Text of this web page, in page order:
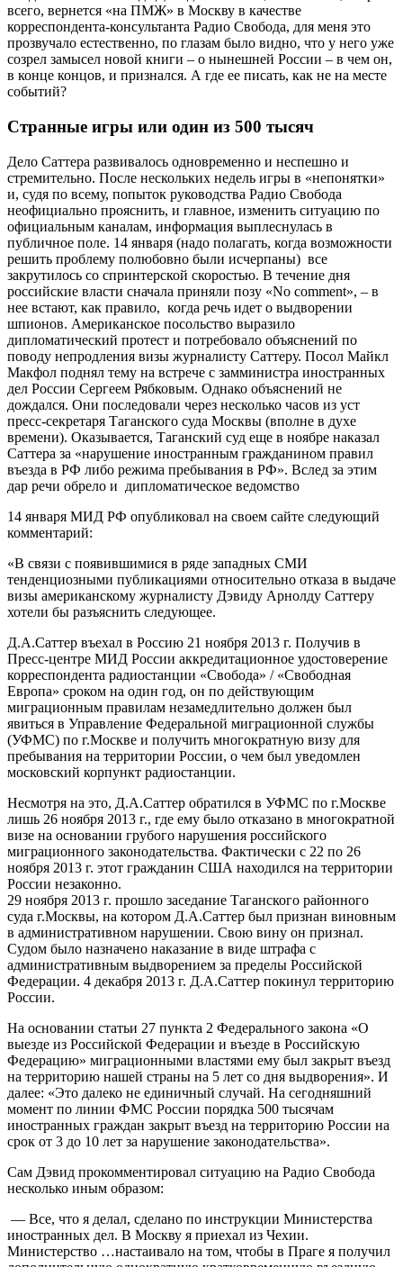
всего, вернется «на ПМЖ» в Москву в качестве
корреспондента-консультанта Радио Свобода, для меня это
прозвучало естественно, по глазам было видно, что у него уже
созрел замысел новой книги – о нынешней России – в чем он,
в конце концов, и признался. А где ее писать, как не на месте
событий?
Странные игры или один из 500 тысяч
Дело Саттера развивалось одновременно и неспешно и
стремительно. После нескольких недель игры в «непонятки»
и, судя по всему, попыток руководства Радио Свобода
неофициально прояснить, и главное, изменить ситуацию по
официальным каналам, информация выплеснулась в
публичное поле. 14 января (надо полагать, когда возможности
решить проблему полюбовно были исчерпаны) все
закрутилось со спринтерской скоростью. В течение дня
российские власти сначала приняли позу «No comment», – в
нее встают, как правило, когда речь идет о выдворении
шпионов. Американское посольство выразило
дипломатический протест и потребовало объяснений по
поводу непродления визы журналисту Саттеру. Посол Майкл
Макфол поднял тему на встрече с замминистра иностранных
дел России Сергеем Рябковым. Однако объяснений не
дождался. Они последовали через несколько часов из уст
пресс-секретаря Таганского суда Москвы (вполне в духе
времени). Оказывается, Таганский суд еще в ноябре наказал
Саттера за «нарушение иностранным гражданином правил
въезда в РФ либо режима пребывания в РФ». Вслед за этим
дар речи обрело и дипломатическое ведомство
14 января МИД РФ опубликовал на своем сайте следующий
комментарий:
«В связи с появившимися в ряде западных СМИ
тенденциозными публикациями относительно отказа в выдаче
визы американскому журналисту Дэвиду Арнолду Саттеру
хотели бы разъяснить следующее.
Д.А.Саттер въехал в Россию 21 ноября 2013 г. Получив в
Пресс-центре МИД России аккредитационное удостоверение
корреспондента радиостанции «Свобода» / «Свободная
Европа» сроком на один год, он по действующим
миграционным правилам незамедлительно должен был
явиться в Управление Федеральной миграционной службы
(УФМС) по г.Москве и получить многократную визу для
пребывания на территории России, о чем был уведомлен
московский корпункт радиостанции.
Несмотря на это, Д.А.Саттер обратился в УФМС по г.Москве
лишь 26 ноября 2013 г., где ему было отказано в многократной
визе на основании грубого нарушения российского
миграционного законодательства. Фактически с 22 по 26
ноября 2013 г. этот гражданин США находился на территории
России незаконно.
29 ноября 2013 г. прошло заседание Таганского районного
суда г.Москвы, на котором Д.А.Саттер был признан виновным
в административном нарушении. Свою вину он признал.
Судом было назначено наказание в виде штрафа с
административным выдворением за пределы Российской
Федерации. 4 декабря 2013 г. Д.А.Саттер покинул территорию
России.
На основании статьи 27 пункта 2 Федерального закона «О
выезде из Российской Федерации и въезде в Российскую
Федерацию» миграционными властями ему был закрыт въезд
на территорию нашей страны на 5 лет со дня выдворения». И
далее: «Это далеко не единичный случай. На сегодняшний
момент по линии ФМС России порядка 500 тысячам
иностранных граждан закрыт въезд на территорию России на
срок от 3 до 10 лет за нарушение законодательства».
Сам Дэвид прокомментировал ситуацию на Радио Свобода
несколько иным образом:
— Все, что я делал, сделано по инструкции Министерства
иностранных дел. В Москву я приехал из Чехии.
Министерство …настаивало на том, чтобы в Праге я получил